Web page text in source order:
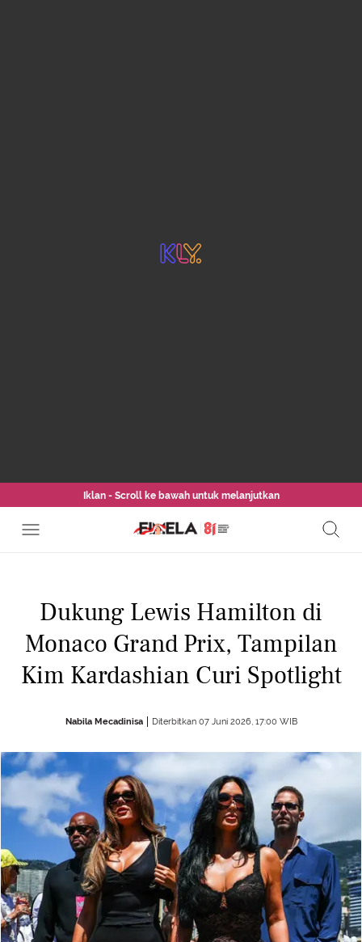
Iklan - Scroll ke bawah untuk melanjutkan
Dukung Lewis Hamilton di
Monaco Grand Prix, Tampilan
Kim Kardashian Curi Spotlight
Nabila Mecadinisa Diterbitkan 07 Juni 2026, 17:00 WIB